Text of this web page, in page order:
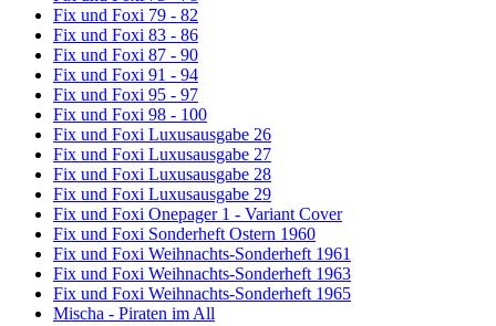
Fix und Foxi 79 - 82
Fix und Foxi 83 - 86
Fix und Foxi 87 - 90
Fix und Foxi 91 - 94
Fix und Foxi 95 - 97
Fix und Foxi 98 - 100
Fix und Foxi Luxusausgabe 26
Fix und Foxi Luxusausgabe 27
Fix und Foxi Luxusausgabe 28
Fix und Foxi Luxusausgabe 29
Fix und Foxi Onepager 1 - Variant Cover
Fix und Foxi Sonderheft Ostern 1960
Fix und Foxi Weihnachts-Sonderheft 1961
Fix und Foxi Weihnachts-Sonderheft 1963
Fix und Foxi Weihnachts-Sonderheft 1965
Mischa - Piraten im All